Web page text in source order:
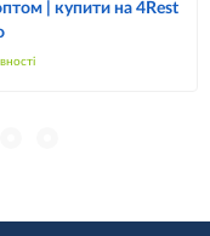
| купити на 4Rest